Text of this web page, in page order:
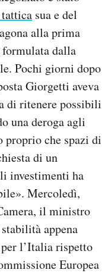
sua e del
alla prima
dalla
Pochi giorni dopo
Giorgetti aveva
di ritenere possibili
una deroga agli
proprio che spazi di
di un
investimenti ha
Mercoledì,
il ministro
appena
l’Italia rispetto
Europea